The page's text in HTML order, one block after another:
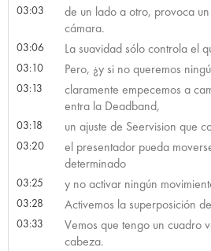
03:03
de un lado a otro, provoca
cámara.
03:06 La suavidad sólo controla el
03:10 Pero, ¿y si no queremos
03:13
claramente empecemos a
entra la Deadband,
03:18 un ajuste de Seervision que
03:20
el presentador pueda
determinado
03:25 y no activar ningún
03:28 Activemos la superposición
03:33
Vemos que tengo un cuadro
cabeza.